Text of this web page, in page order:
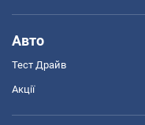
Авто
Тест Драйв
Акції